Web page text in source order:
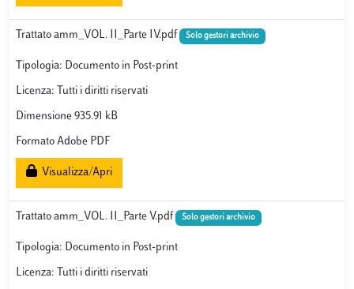
Trattato amm_VOL. II_Parte IV.pdf Solo gestori archivio
Tipologia: Documento in Post-print
Licenza: Tutti i diritti riservati
Dimensione 935.91 kB
Formato Adobe PDF
Visualizza/Apri
Trattato amm_VOL. II_Parte V.pdf Solo gestori archivio
Tipologia: Documento in Post-print
Licenza: Tutti i diritti riservati